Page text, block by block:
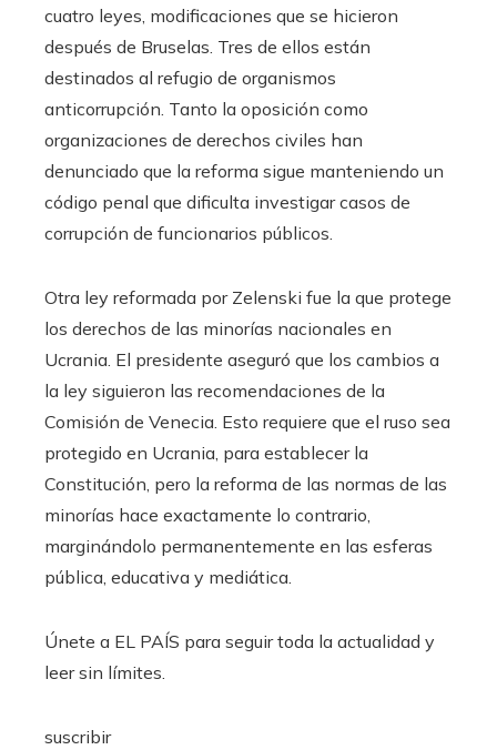
cuatro leyes, modificaciones que se hicieron
después de Bruselas. Tres de ellos están
destinados al refugio de organismos
anticorrupción. Tanto la oposición como
organizaciones de derechos civiles han
denunciado que la reforma sigue manteniendo un
código penal que dificulta investigar casos de
corrupción de funcionarios públicos.
Otra ley reformada por Zelenski fue la que protege
los derechos de las minorías nacionales en
Ucrania. El presidente aseguró que los cambios a
la ley siguieron las recomendaciones de la
Comisión de Venecia. Esto requiere que el ruso sea
protegido en Ucrania, para establecer la
Constitución, pero la reforma de las normas de las
minorías hace exactamente lo contrario,
marginándolo permanentemente en las esferas
pública, educativa y mediática.
Únete a EL PAÍS para seguir toda la actualidad y
leer sin límites.
suscribir